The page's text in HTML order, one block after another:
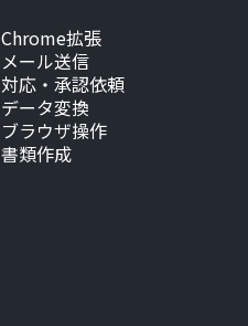
Chrome拡張
メール送信
対応・承認依頼
データ変換
ブラウザ操作
書類作成